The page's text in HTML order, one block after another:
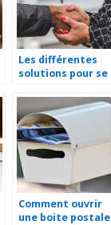
Les différentes
solutions pour se
est étudiant
Comment ouvrir
une boite postale